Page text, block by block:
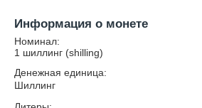
Информация о монете
Номинал:
1 шиллинг (shilling)
Денежная единица:
Шиллинг